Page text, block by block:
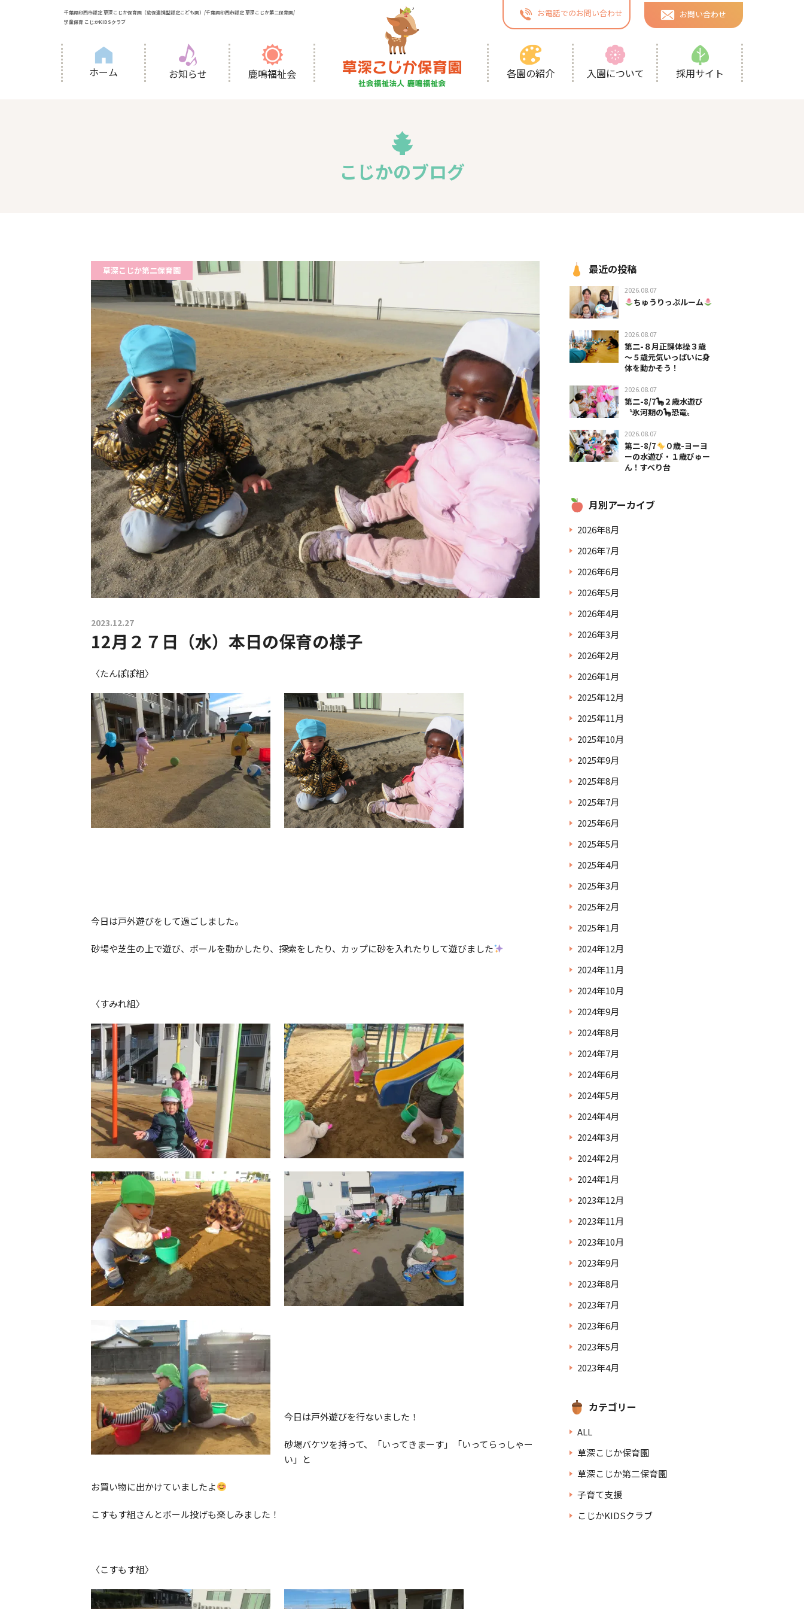
千葉県印西市認定 草深こじか保育園（幼保連携型認定こども園）/千葉県印西市認定 草深こじか第二保育園/
学童保育 こじかKIDSクラブ
お電話でのお問い合わせ お問い合わせ
ホーム お知らせ 鹿鳴福祉会 各園の紹介 入園について 採用サイト
こじかのブログ
草深こじか第二保育園
2023.12.27
12月２７日（水）本日の保育の様子
〈たんぽぽ組〉
今日は戸外遊びをして過ごしました。
砂場や芝生の上で遊び、ボールを動かしたり、探索をしたり、カップに砂を入れたりして遊びました
〈すみれ組〉
今日は戸外遊びを行ないました！
砂場バケツを持って、「いってきまーす」「いってらっしゃー
い」と
お買い物に出かけていましたよ
こすもす組さんとボール投げも楽しみました！
〈こすもす組〉
最近の投稿
2026.08.07
ちゅうりっぷルーム
2026.08.07
第二-８月正課体操３歳
～５歳元気いっぱいに身
体を動かそう！
2026.08.07
第二-8/7🦕２歳水遊び
〝氷河期の🦕恐竜〟
2026.08.07
第二-8/7
０歳-ヨーヨ
ーの水遊び・１歳びゅー
ん！すべり台
月別アーカイブ
2026年8月
2026年7月
2026年6月
2026年5月
2026年4月
2026年3月
2026年2月
2026年1月
2025年12月
2025年11月
2025年10月
2025年9月
2025年8月
2025年7月
2025年6月
2025年5月
2025年4月
2025年3月
2025年2月
2025年1月
2024年12月
2024年11月
2024年10月
2024年9月
2024年8月
2024年7月
2024年6月
2024年5月
2024年4月
2024年3月
2024年2月
2024年1月
2023年12月
2023年11月
2023年10月
2023年9月
2023年8月
2023年7月
2023年6月
2023年5月
2023年4月
カテゴリー
ALL
草深こじか保育園
草深こじか第二保育園
子育て支援
こじかKIDSクラブ